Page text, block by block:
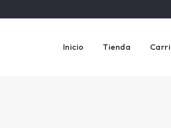
Inicio Tienda